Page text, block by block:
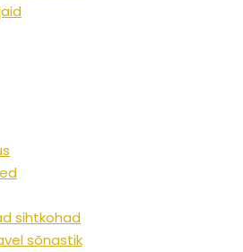
sihtkohad
sõnastik